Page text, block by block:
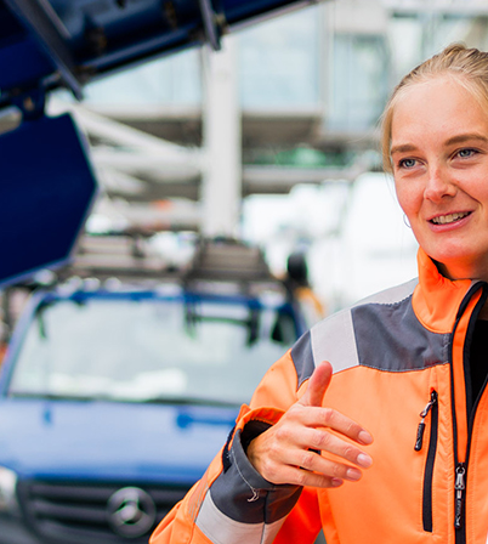
Center der HPA
aller Verkehrsmeldungen im Hafen